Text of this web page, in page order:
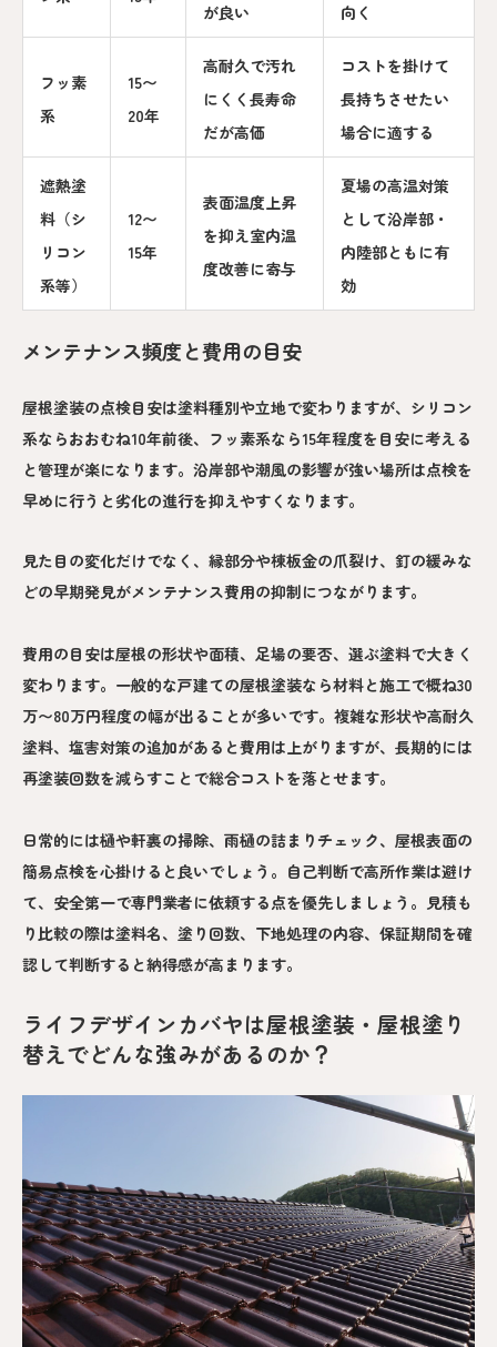
が良い 向く
フッ素
系
15〜
20年
高耐久で汚れ
にくく長寿命
だが高価
コストを掛けて
長持ちさせたい
場合に適する
遮熱塗
料（シ
リコン
系等）
12〜
15年
表面温度上昇
を抑え室内温
度改善に寄与
夏場の高温対策
として沿岸部・
内陸部ともに有
効
メンテナンス頻度と費用の目安
屋根塗装の点検目安は塗料種別や立地で変わりますが、シリコン
系ならおおむね10年前後、フッ素系なら15年程度を目安に考える
と管理が楽になります。沿岸部や潮風の影響が強い場所は点検を
早めに行うと劣化の進行を抑えやすくなります。
見た目の変化だけでなく、縁部分や棟板金の爪裂け、釘の緩みな
どの早期発見がメンテナンス費用の抑制につながります。
費用の目安は屋根の形状や面積、足場の要否、選ぶ塗料で大きく
変わります。一般的な戸建ての屋根塗装なら材料と施工で概ね30
万〜80万円程度の幅が出ることが多いです。複雑な形状や高耐久
塗料、塩害対策の追加があると費用は上がりますが、長期的には
再塗装回数を減らすことで総合コストを落とせます。
日常的には樋や軒裏の掃除、雨樋の詰まりチェック、屋根表面の
簡易点検を心掛けると良いでしょう。自己判断で高所作業は避け
て、安全第一で専門業者に依頼する点を優先しましょう。見積も
り比較の際は塗料名、塗り回数、下地処理の内容、保証期間を確
認して判断すると納得感が高まります。
ライフデザインカバヤは屋根塗装・屋根塗り
替えでどんな強みがあるのか？